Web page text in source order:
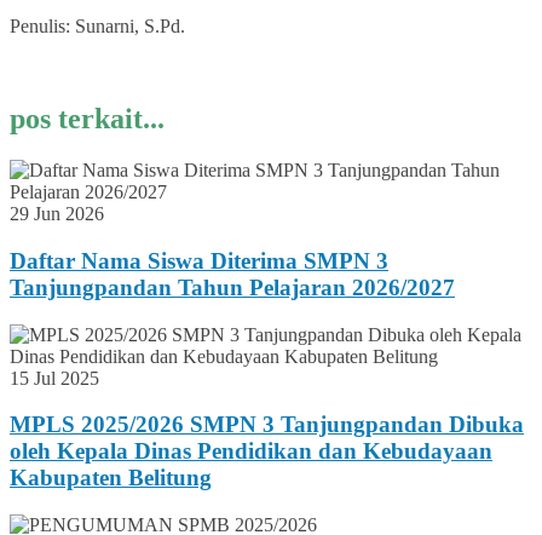
Penulis: Sunarni, S.Pd.
pos terkait...
29 Jun 2026
Daftar Nama Siswa Diterima SMPN 3
Tanjungpandan Tahun Pelajaran 2026/2027
15 Jul 2025
MPLS 2025/2026 SMPN 3 Tanjungpandan Dibuka
oleh Kepala Dinas Pendidikan dan Kebudayaan
Kabupaten Belitung